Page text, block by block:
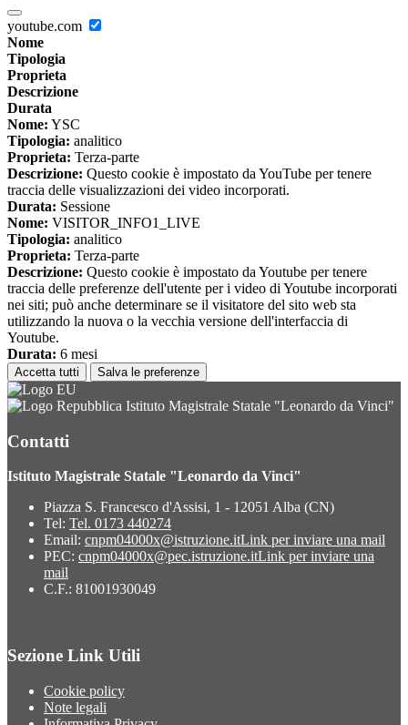
youtube.com
Nome
Tipologia
Proprieta
Descrizione
Durata
Nome: YSC
Tipologia: analitico
Proprieta: Terza-parte
Descrizione: Questo cookie è impostato da YouTube per tenere
traccia delle visualizzazioni dei video incorporati.
Durata: Sessione
Nome: VISITOR_INFO1_LIVE
Tipologia: analitico
Proprieta: Terza-parte
Descrizione: Questo cookie è impostato da Youtube per tenere
traccia delle preferenze dell'utente per i video di Youtube incorporati
nei siti; può anche determinare se il visitatore del sito web sta
utilizzando la nuova o la vecchia versione dell'interfaccia di
Youtube.
Durata: 6 mesi
Accetta tutti Salva le preferenze
Istituto Magistrale Statale "Leonardo da Vinci"
Contatti
Istituto Magistrale Statale "Leonardo da Vinci"
Piazza S. Francesco d'Assisi, 1 - 12051 Alba (CN)
Tel: Tel. 0173 440274
Email: cnpm04000x@istruzione.itLink per inviare una mail
PEC: cnpm04000x@pec.istruzione.itLink per inviare una
mail
C.F.: 81001930049
Sezione Link Utili
Cookie policy
Note legali